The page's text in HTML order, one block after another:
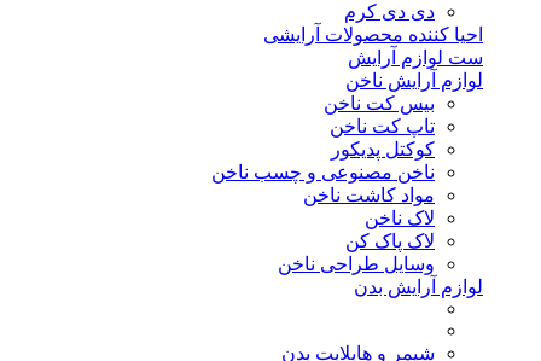
دی دی کرم
احیا کننده محصولات آرایشی
ست لوازم آرایش
لوازم آرایش ناخن
بیس کت ناخن
تاپ کت ناخن
کوکتل پدیکور
ناخن مصنوعی و چسب ناخن
مواد کاشت ناخن
لاک ناخن
لاک پاک کن
وسایل طراحی ناخن
لوازم آرایش بدن
شیمر و هایلایت بدن